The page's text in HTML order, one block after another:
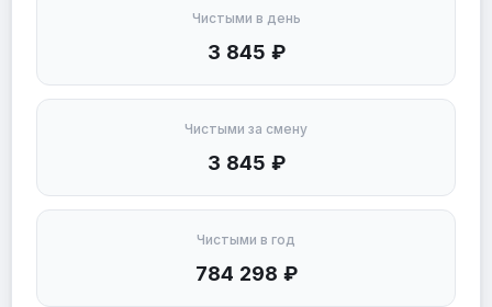
Чистыми в день
3 845 ₽
Чистыми за смену
3 845 ₽
Чистыми в год
784 298 ₽